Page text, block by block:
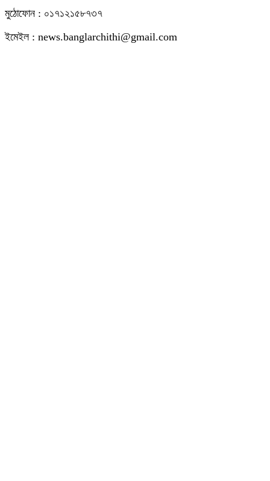
মুঠোফোন : ০১৭১২১৫৮৭৩৭
ইমেইল : news.banglarchithi@gmail.com